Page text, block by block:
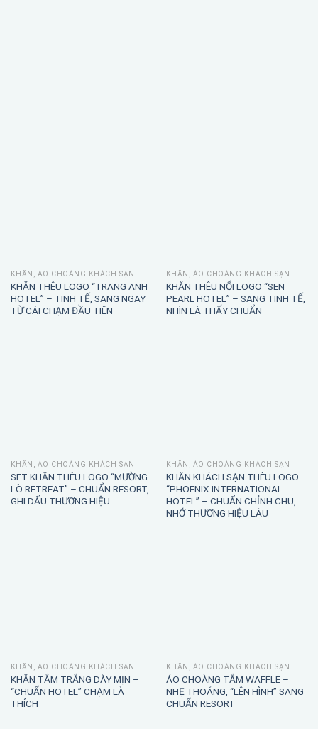
KHĂN, ÁO CHOÀNG KHÁCH SẠN
KHĂN THÊU LOGO “TRANG ANH
HOTEL” – TINH TẾ, SANG NGAY
TỪ CÁI CHẠM ĐẦU TIÊN
KHĂN, ÁO CHOÀNG KHÁCH SẠN
KHĂN THÊU NỔI LOGO “SEN
PEARL HOTEL” – SANG TINH TẾ,
NHÌN LÀ THẤY CHUẨN
KHĂN, ÁO CHOÀNG KHÁCH SẠN
SET KHĂN THÊU LOGO “MƯỜNG
LÒ RETREAT” – CHUẨN RESORT,
GHI DẤU THƯƠNG HIỆU
KHĂN, ÁO CHOÀNG KHÁCH SẠN
KHĂN KHÁCH SẠN THÊU LOGO
“PHOENIX INTERNATIONAL
HOTEL” – CHUẨN CHỈNH CHU,
NHỚ THƯƠNG HIỆU LÂU
KHĂN, ÁO CHOÀNG KHÁCH SẠN
KHĂN TẮM TRẮNG DÀY MỊN –
“CHUẨN HOTEL” CHẠM LÀ
THÍCH
KHĂN, ÁO CHOÀNG KHÁCH SẠN
ÁO CHOÀNG TẮM WAFFLE –
NHẸ THOÁNG, “LÊN HÌNH” SANG
CHUẨN RESORT